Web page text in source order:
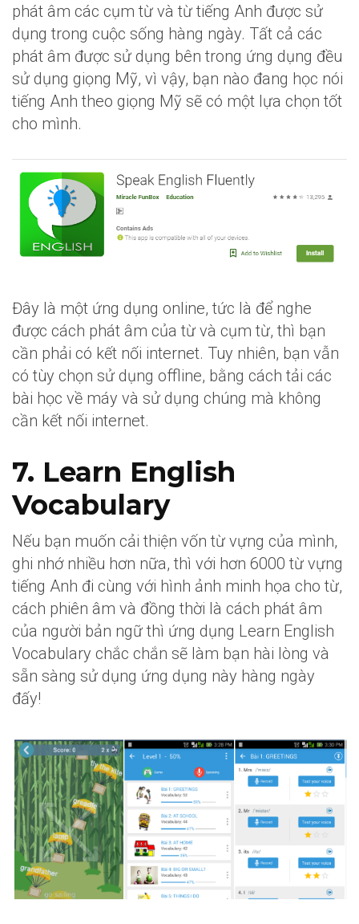
phát âm các cụm từ và từ tiếng Anh được sử
dụng trong cuộc sống hàng ngày. Tất cả các
phát âm được sử dụng bên trong ứng dụng đều
sử dụng giọng Mỹ, vì vậy, bạn nào đang học nói
tiếng Anh theo giọng Mỹ sẽ có một lựa chọn tốt
cho mình.
Đây là một ứng dụng online, tức là để nghe
được cách phát âm của từ và cụm từ, thì bạn
cần phải có kết nối internet. Tuy nhiên, bạn vẫn
có tùy chọn sử dụng offline, bằng cách tải các
bài học về máy và sử dụng chúng mà không
cần kết nối internet.
7. Learn English
Vocabulary
Nếu bạn muốn cải thiện vốn từ vựng của mình,
ghi nhớ nhiều hơn nữa, thì với hơn 6000 từ vựng
tiếng Anh đi cùng với hình ảnh minh họa cho từ,
cách phiên âm và đồng thời là cách phát âm
của người bản ngữ thì ứng dụng Learn English
Vocabulary chắc chắn sẽ làm bạn hài lòng và
sẵn sàng sử dụng ứng dụng này hàng ngày
đấy!